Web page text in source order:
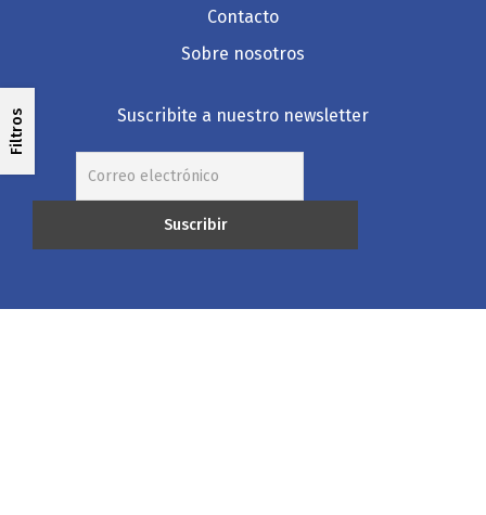
Filtros
Contacto
Sobre nosotros
Suscribite a nuestro newsletter